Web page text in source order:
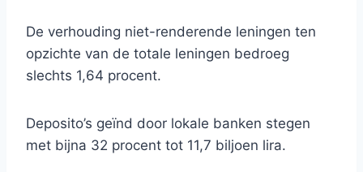
De verhouding niet-renderende leningen ten
opzichte van de totale leningen bedroeg
slechts 1,64 procent.
Deposito’s geïnd door lokale banken stegen
met bijna 32 procent tot 11,7 biljoen lira.